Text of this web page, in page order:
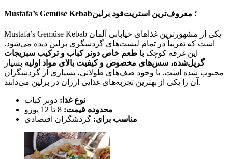
Mustafa’s Gemüse Kebab؛ معروف‌ترین استریت‌فود برلین
Mustafa’s Gemüse Kebab یکی از مشهورترین غذاهای خیابانی آلمان
است که تقریباً در تمام لیست‌های گردشگری برلین دیده می‌شود.
این غرفه کوچک با طعم خاص دونر کباب و ترکیب سبزیجات
گریل‌شده، سس‌های مخصوص و کیفیت بالای مواد اولیه بسیار
محبوب شده است. با وجود صف‌های طولانی، بسیاری از گردشگران
آن را یکی از بهترین تجربه‌های غذایی ارزان در برلین می‌دانند.
نوع غذا: دونر کباب
محدوده قیمت:
مناسب برای: گردشگران اقتصادی